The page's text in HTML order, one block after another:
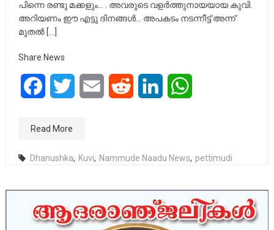
പിന്നെ രണ്ടു മക്കളും… . അവരുടെ വളർത്തുനായയായ കുവി.
അറിയണം ഈ എട്ടു ദിനങ്ങള്‍… അപകടം നടന്നീട്ട് അന്ന്
മുതൽ […]
Share News
FacebookTwitter Email Reddit LinkedIn
Read More
Dhanushka, Kuvi, Nammude Naadu News, pettimudi